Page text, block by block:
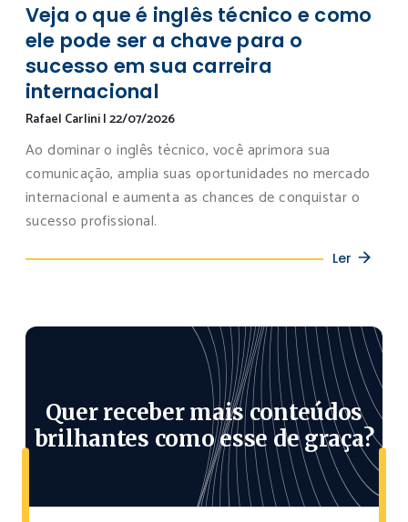
Veja o que é inglês técnico e como
ele pode ser a chave para o
sucesso em sua carreira
internacional
Rafael Carlini|22/07/2026
Ao dominar o inglês técnico, você aprimora sua
comunicação, amplia suas oportunidades no mercado
internacional e aumenta as chances de conquistar o
sucesso profissional.
Ler
Quer receber mais conteúdos
brilhantes como esse de graça?